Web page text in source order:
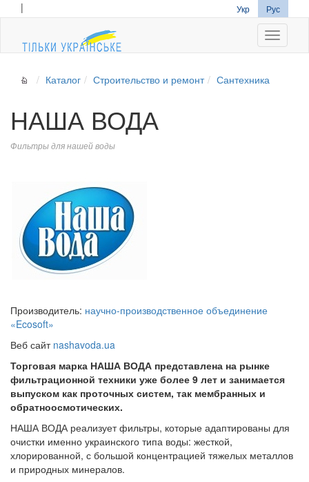
| Укр Рус
Каталог Строительство и ремонт Сантехника
НАША ВОДА
Фильтры для нашей воды
Производитель: научно-производственное объединение
«Ecosoft»
Веб сайт nashavoda.ua
Торговая марка НАША ВОДА представлена на рынке
фильтрационной техники уже более 9 лет и занимается
выпуском как проточных систем, так мембранных и
обратноосмотических.
НАША ВОДА реализует фильтры, которые адаптированы для
очистки именно украинского типа воды: жесткой,
хлорированной, с большой концентрацией тяжелых металлов
и природных минералов.